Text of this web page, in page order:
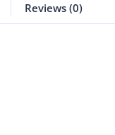
Reviews (0)